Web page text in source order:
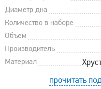
Диаметр дна
Количество в наборе
Объем
Производитель
Материал
прочитать